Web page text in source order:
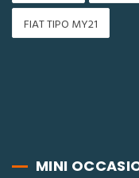
FIAT TIPO MY21
MINI